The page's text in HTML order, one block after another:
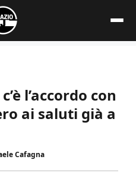
l’accordo con
ai saluti già a
Cafagna